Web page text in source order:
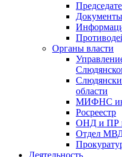
Документы
Органы власти
области
МИФНС
Росреестр
ОНД и ПР
Отдел